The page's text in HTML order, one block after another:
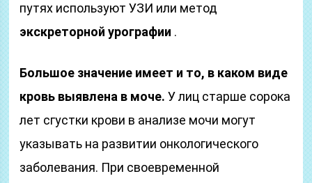
путях используют УЗИ или метод
экскреторной урографии .
Большое значение имеет и то, в каком виде
кровь выявлена в моче. У лиц старше сорока
лет сгустки крови в анализе мочи могут
указывать на развитии онкологического
заболевания. При своевременной